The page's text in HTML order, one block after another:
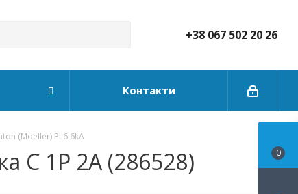
+38 067 502 20 26
Контакти
(Moeller) PL6 6kA
C 1P 2А (286528) 0